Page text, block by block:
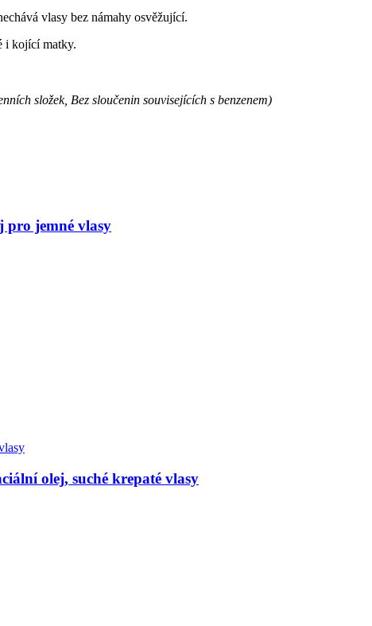
vlasy bez námahy osvěžující.
i kojící matky.
složek, Bez sloučenin souvisejících s benzenem)
pro jemné vlasy
olej, suché krepaté vlasy